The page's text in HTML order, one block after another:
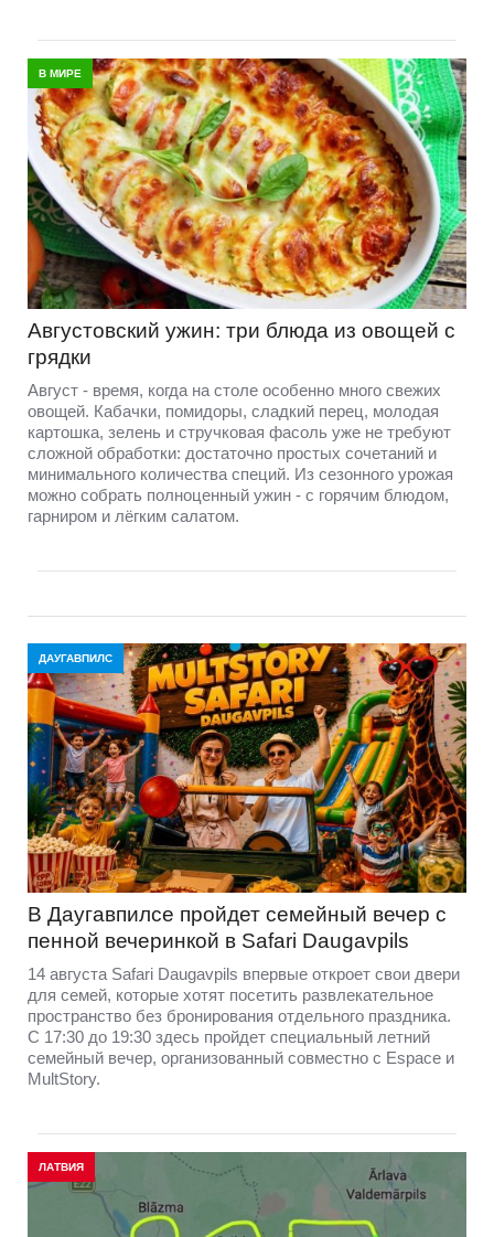
В МИРЕ
Августовский ужин: три блюда из овощей с
грядки
Август - время, когда на столе особенно много свежих
овощей. Кабачки, помидоры, сладкий перец, молодая
картошка, зелень и стручковая фасоль уже не требуют
сложной обработки: достаточно простых сочетаний и
минимального количества специй. Из сезонного урожая
можно собрать полноценный ужин - с горячим блюдом,
гарниром и лёгким салатом.
ДАУГАВПИЛС
В Даугавпилсе пройдет семейный вечер с
пенной вечеринкой в Safari Daugavpils
14 августа Safari Daugavpils впервые откроет свои двери
для семей, которые хотят посетить развлекательное
пространство без бронирования отдельного праздника.
С 17:30 до 19:30 здесь пройдет специальный летний
семейный вечер, организованный совместно с Espace и
MultStory.
ЛАТВИЯ